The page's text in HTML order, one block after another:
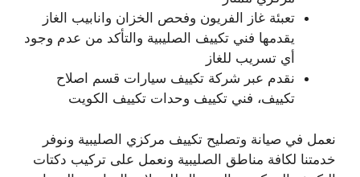
تعبئة غاز الفريون وفحص الخزان وانابيب الغاز
يقدمها فني تكييف الصليبية والتأكد من عدم وجود
أي تسريب للغاز
نقدم عبر شركة تكييف سيارات قسم اصلاح
تكييف، فني تكييف وحدات تكييف الكويت
نعمل في صيانة وتصليح تكييف مركزي الصليبية ونوفر
خدمتنا لكافة مناطق الصليبية ونعمل على تركيب دكتات